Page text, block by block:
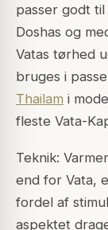
passer godt
Doshas og
Vatas tørhed
bruges i
Thailam i
fleste Vata-
Teknik:
end for Vata,
fordel af
aspektet